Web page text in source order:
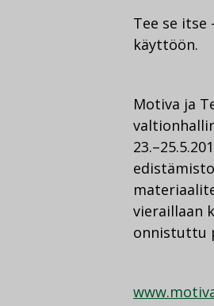
Tee se
käyttöön.
Motiva ja
vieraillaan
onnistuttu